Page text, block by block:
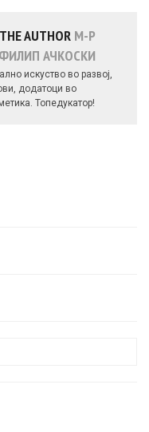
AUTHOR М-Р
АЧКОСКИ
искуство во развој,
додатоци во
Топедукатор!